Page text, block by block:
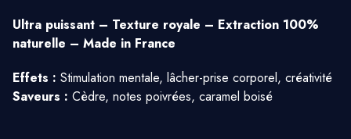
Ultra puissant – Texture royale – Extraction 100%
naturelle – Made in France
Effets : Stimulation mentale, lâcher-prise corporel, créativité
Saveurs : Cèdre, notes poivrées, caramel boisé